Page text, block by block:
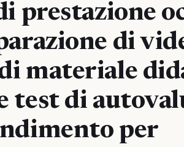
prestazione
di
materiale
test di
per